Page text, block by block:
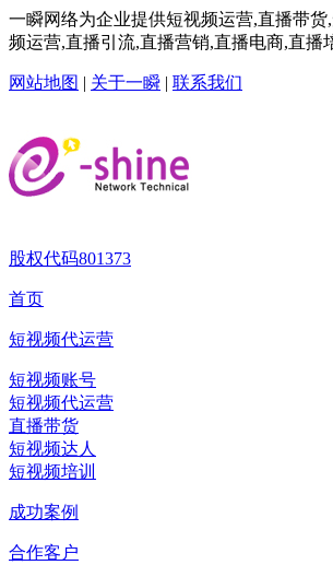
一瞬网络为企业提供短视频运营,直播带
频运营,直播引流,直播营销,直播电商,直播
网站地图 | 关于一瞬 | 联系我们
股权代码801373
首页
短视频代运营
短视频账号
短视频代运营
直播带货
短视频达人
短视频培训
成功案例
合作客户